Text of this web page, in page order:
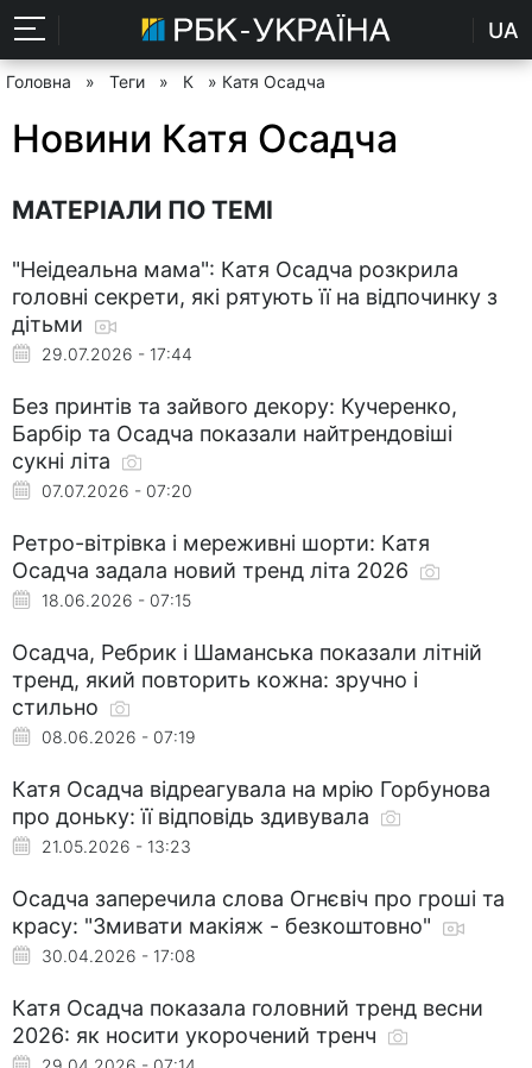
UA
Головна » Теги » К » Катя Осадча
Новини Катя Осадча
МАТЕРІАЛИ ПО ТЕМІ
"Неідеальна мама": Катя Осадча розкрила
головні секрети, які рятують її на відпочинку з
дітьми
29.07.2026 - 17:44
Без принтів та зайвого декору: Кучеренко,
Барбір та Осадча показали найтрендовіші
сукні літа
07.07.2026 - 07:20
Ретро-вітрівка і мереживні шорти: Катя
Осадча задала новий тренд літа 2026
18.06.2026 - 07:15
Осадча, Ребрик і Шаманська показали літній
тренд, який повторить кожна: зручно і
стильно
08.06.2026 - 07:19
Катя Осадча відреагувала на мрію Горбунова
про доньку: її відповідь здивувала
21.05.2026 - 13:23
Осадча заперечила слова Огнєвіч про гроші та
красу: "Змивати макіяж - безкоштовно"
30.04.2026 - 17:08
Катя Осадча показала головний тренд весни
2026: як носити укорочений тренч